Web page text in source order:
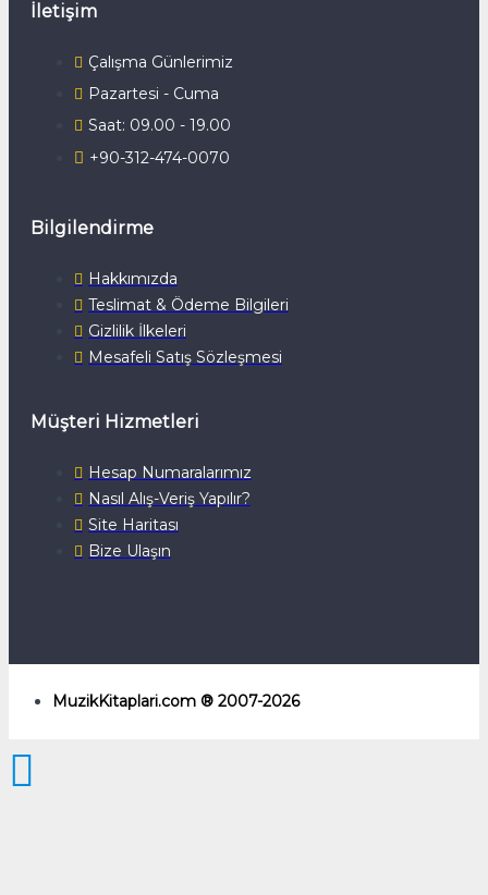
İletişim
Çalışma Günlerimiz
Pazartesi - Cuma
Saat: 09.00 - 19.00
+90-312-474-0070
Bilgilendirme
Hakkımızda
Teslimat & Ödeme Bilgileri
Gizlilik İlkeleri
Mesafeli Satış Sözleşmesi
Müşteri Hizmetleri
Hesap Numaralarımız
Nasıl Alış-Veriş Yapılır?
Site Haritası
Bize Ulaşın
MuzikKitaplari.com ® 2007-2026